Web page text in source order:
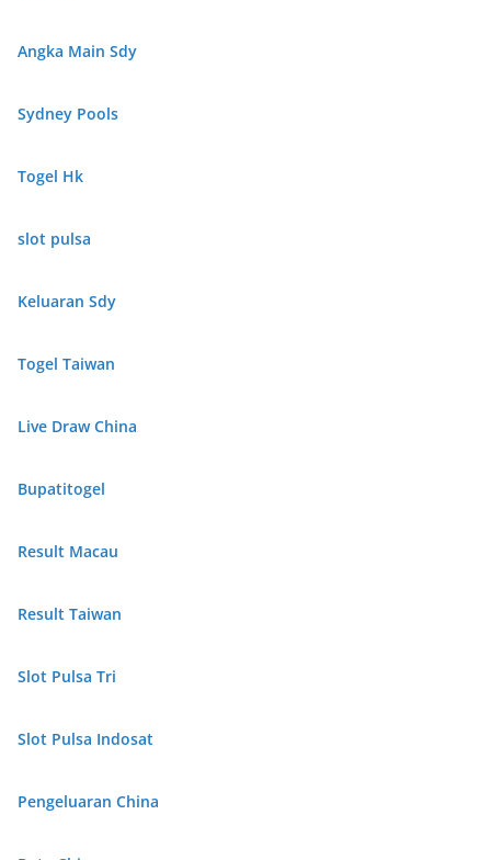
Angka Main Sdy
Sydney Pools
Togel Hk
slot pulsa
Keluaran Sdy
Togel Taiwan
Live Draw China
Bupatitogel
Result Macau
Result Taiwan
Slot Pulsa Tri
Slot Pulsa Indosat
Pengeluaran China